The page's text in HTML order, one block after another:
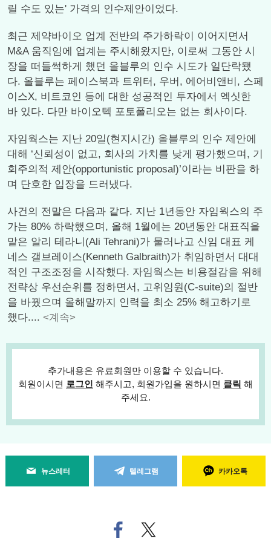
릴 수도 있는' 가격의 인수제안이었다.
최근 제약바이오 업계 전반의 주가하락이 이어지면서
M&A 움직임에 업계는 주시해왔지만, 이로써 그동안 시
장을 떠들썩하게 했던 올블루의 인수 시도가 일단락됐
다. 올블루는 페이스북과 트위터, 우버, 에어비앤비, 스페
이스X, 비트코인 등에 대한 성공적인 투자에서 엑싯한
바 있다. 다만 바이오텍 포토폴리오는 없는 회사이다.
자임웍스는 지난 20일(현지시간) 올블루의 인수 제안에
대해 ‘신뢰성이 없고, 회사의 가치를 낮게 평가했으며, 기
회주의적 제안(opportunistic proposal)’이라는 비판을 하
며 단호한 입장을 드러냈다.
사건의 전말은 다음과 같다. 지난 1년동안 자임웍스의 주
가는 80% 하락했으며, 올해 1월에는 20년동안 대표직을
맡은 알리 테라니(Ali Tehrani)가 물러나고 신임 대표 케
네스 갤브레이스(Kenneth Galbraith)가 취임하면서 대대
적인 구조조정을 시작했다. 자임웍스는 비용절감을 위해
전략상 우선순위를 정하면서, 고위임원(C-suite)의 절반
을 바꿨으며 올해말까지 인력을 최소 25% 해고하기로
했다.... <계속>
추가내용은 유료회원만 이용할 수 있습니다.
회원이시면 로그인 해주시고, 회원가입을 원하시면 클릭 해
주세요.
뉴스레터 텔레그램 카카오톡
페
이
트위
터로